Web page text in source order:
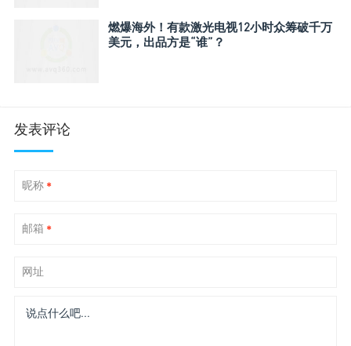
燃爆海外！有款激光电视12小时众筹破千万
美元，出品方是“谁”？
发表评论
昵称 *
邮箱 *
网址